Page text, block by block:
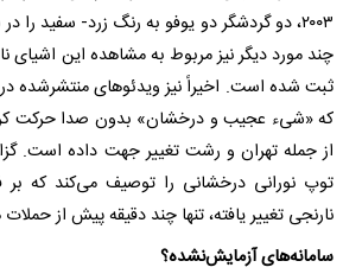
۲۰۰۳، دو گردشگر دو یوفو به رنگ زرد- سفید را
ثبت شده است. اخیراً نیز ویدئو‌های منتشرشده
که «شیء عجیب و درخشان» بدون صدا حرکت
توپ نورانی درخشانی را توصیف می‌کند که بر
نارنجی تغییر یافته، تنها چند دقیقه پیش از
سامانه‌های آزمایش‌نشده؟